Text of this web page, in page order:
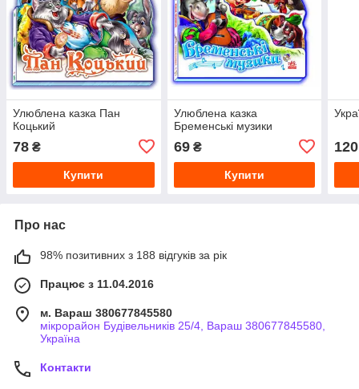
Улюблена казка Пан
Коцький
78 ₴
Купити
Улюблена казка
Бременські музики
69₴
Купити
120
Про нас
98% позитивних з 188 відгуків за рік
Працює з 11.04.2016
м. Вараш 380677845580
мікрорайон Будівельників 25/4, Вараш 380677845580,
Україна
Контакти